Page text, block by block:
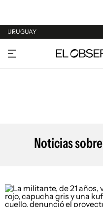
URUGUAY
URUGUAY
ARGENTINA
Noticias sobre